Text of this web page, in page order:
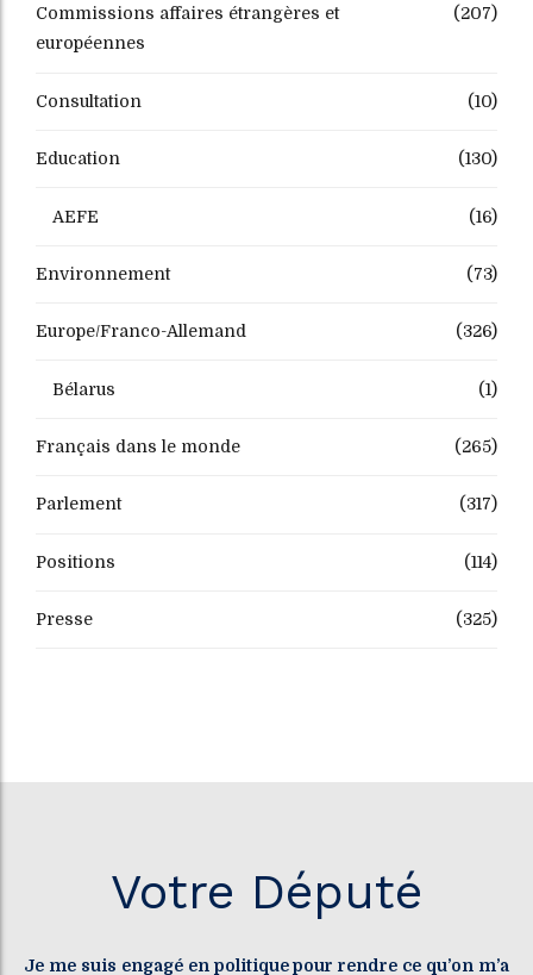
Commissions affaires étrangères et
européennes
(207)
Consultation (10)
Education (130)
AEFE (16)
Environnement (73)
Europe/Franco-Allemand (326)
Bélarus (1)
Français dans le monde (265)
Parlement (317)
Positions (114)
Presse (325)
Votre Député
Je me suis engagé en politique pour rendre ce qu’on m’a